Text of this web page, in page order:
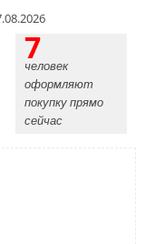
7
человек
оформляют
покупку прямо
сейчас